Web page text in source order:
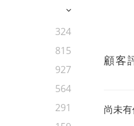
324
815
927
564
291
顧客
尚未